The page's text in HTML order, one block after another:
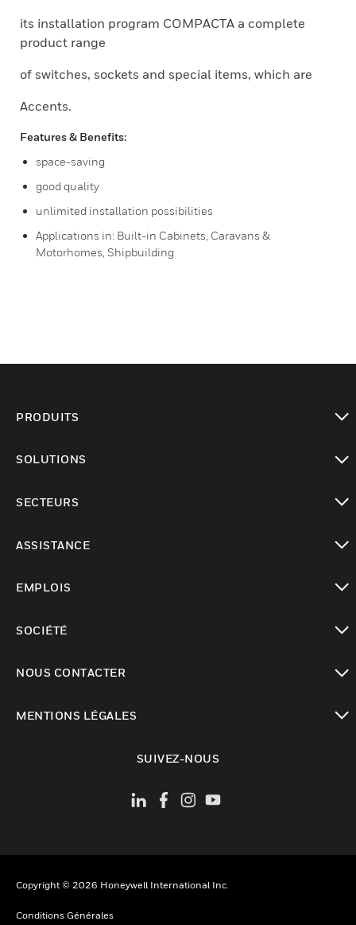
its installation program COMPACTA a complete
product range
of switches, sockets and special items, which are
Accents.
Features & Benefits:
space-saving
good quality
unlimited installation possibilities
Applications in: Built-in Cabinets, Caravans &
Motorhomes, Shipbuilding
PRODUITS
SOLUTIONS
SECTEURS
ASSISTANCE
EMPLOIS
SOCIÉTÉ
NOUS CONTACTER
MENTIONS LÉGALES
SUIVEZ-NOUS
Copyright © 2026 Honeywell International Inc.
Conditions Générales